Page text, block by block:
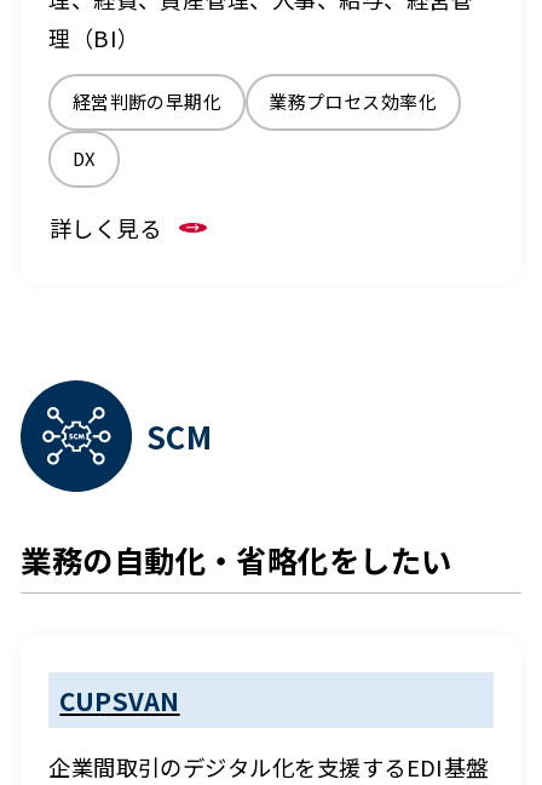
理（BI）
経営判断の早期化 業務プロセス効率化
DX
詳しく見る
SCM
業務の自動化・省略化をしたい
CUPSVAN
企業間取引のデジタル化を支援するEDI基盤